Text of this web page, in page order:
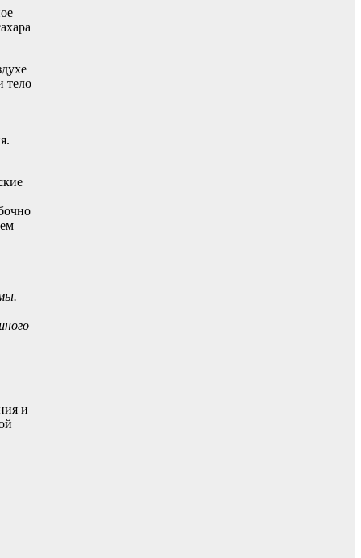
тело
и